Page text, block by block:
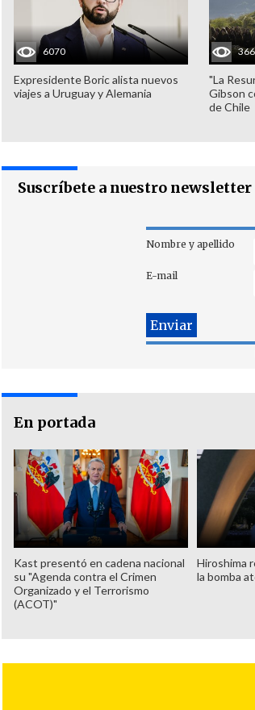
6070
Expresidente Boric alista nuevos
viajes a Uruguay y Alemania
"La
Gibson
de Chile
Suscríbete a nuestro newsletter
Nombre y apellido
E-mail
En portada
Kast presentó en cadena nacional
su "Agenda contra el Crimen
Organizado y el Terrorismo
(ACOT)"
Hiroshima
la bomba